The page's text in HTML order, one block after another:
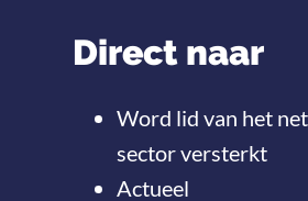
Direct naar
Word lid van het
sector versterkt
Actueel